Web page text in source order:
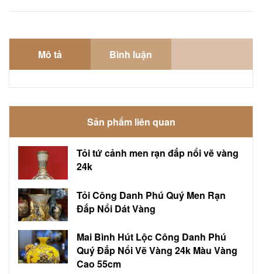
Mô tả Bình luận
Sản phẩm liên quan
Tỏi tứ cảnh men rạn đắp nổi vẽ vàng
24k
Tỏi Công Danh Phú Quý Men Rạn
Đắp Nổi Dát Vàng
Mai Bình Hút Lộc Công Danh Phú
Quý Đắp Nổi Vẽ Vàng 24k Màu Vàng
Cao 55cm